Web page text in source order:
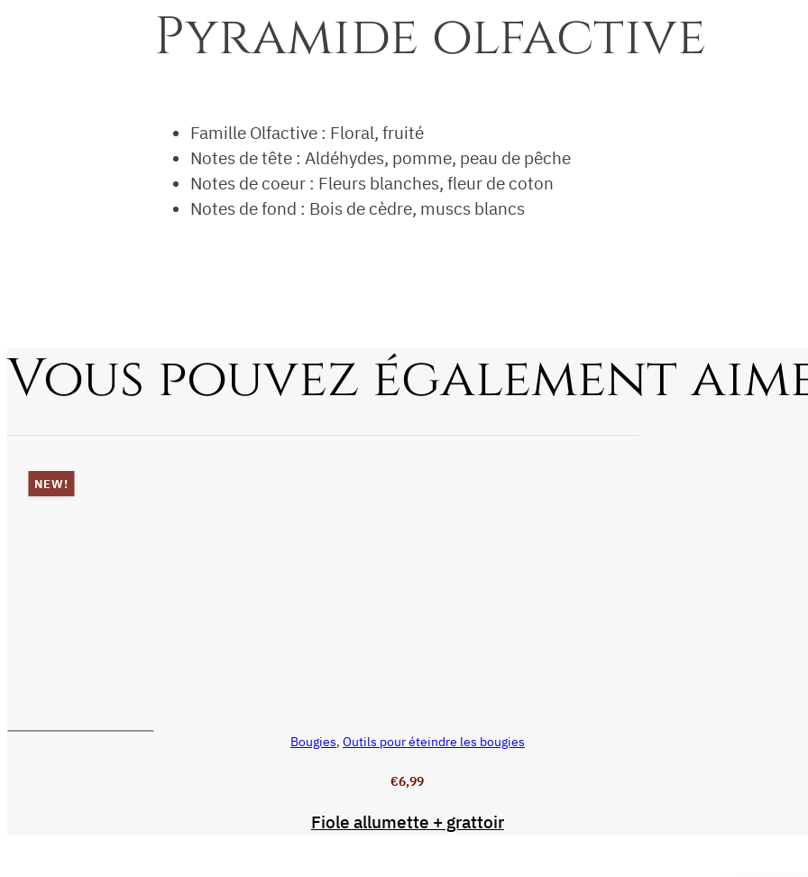
Pyramide olfactive
Famille Olfactive : Floral, fruité
Notes de tête : Aldéhydes, pomme, peau de pêche
Notes de coeur : Fleurs blanches, fleur de coton
Notes de fond : Bois de cèdre, muscs blancs
Vous pouvez également
NEW!
Bougies, Outils pour éteindre les bougies
€6,99
Fiole allumette + grattoir